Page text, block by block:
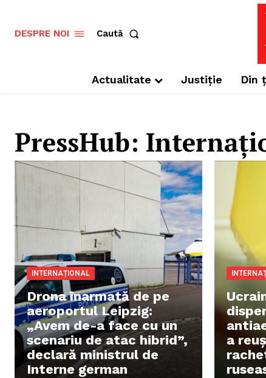
DESPRE NOI Caută
Actualitate Justiție Din
PressHub:
INTERNAȚIONAL
Drona înarmată de pe
aeroportul Leipzig:
„Avem de-a face cu un
scenariu de atac hibrid”,
declară ministrul de
Interne german
a